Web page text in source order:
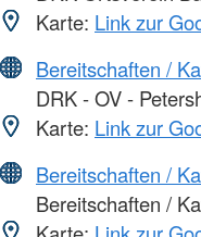
Karte: Link zur
Bereitschaften /
DRK - OV -
Karte: Link zur
Bereitschaften /
Bereitschaften /